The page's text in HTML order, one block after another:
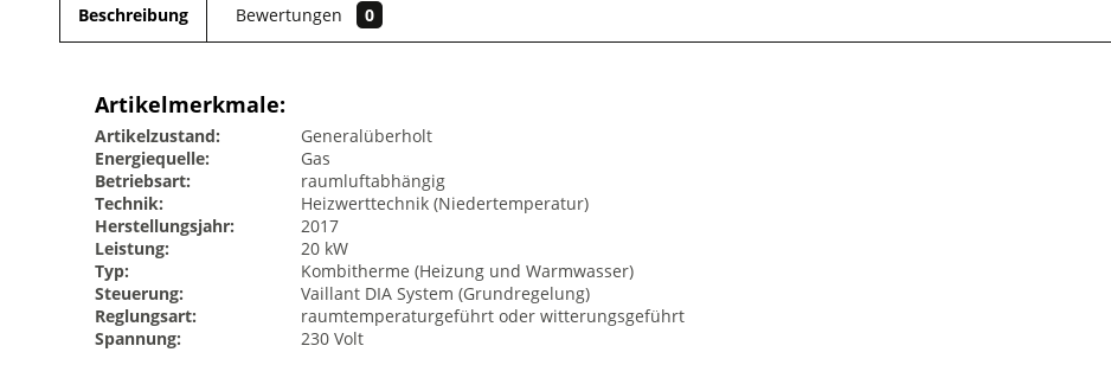
Beschreibung Bewertungen 0
Artikelmerkmale:
Artikelzustand:
Generalüberholt
Energiequelle:
Gas
Betriebsart:
raumluftabhängig
Technik:
Heizwerttechnik (Niedertemperatur)
Herstellungsjahr:
2017
Leistung:
20 kW
Typ:
Kombitherme (Heizung und Warmwasser)
Steuerung:
Vaillant DIA System (Grundregelung)
Reglungsart:
raumtemperaturgeführt oder witterungsgeführt
Spannung:
230 Volt